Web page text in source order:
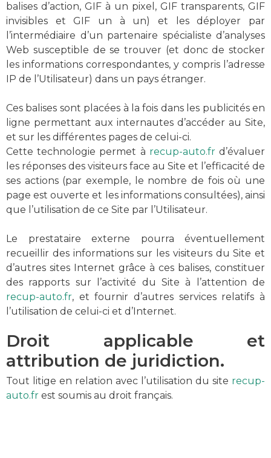
balises d’action, GIF à un pixel, GIF transparents, GIF
invisibles et GIF un à un) et les déployer par
l’intermédiaire d’un partenaire spécialiste d’analyses
Web susceptible de se trouver (et donc de stocker
les informations correspondantes, y compris l’adresse
IP de l’Utilisateur) dans un pays étranger.
Ces balises sont placées à la fois dans les publicités en
ligne permettant aux internautes d’accéder au Site,
et sur les différentes pages de celui-ci.
Cette technologie permet à recup-auto.frd’évaluer
les réponses des visiteurs face au Site et l’efficacité de
ses actions (par exemple, le nombre de fois où une
page est ouverte et les informations consultées), ainsi
que l’utilisation de ce Site par l’Utilisateur.
Le prestataire externe pourra éventuellement
recueillir des informations sur les visiteurs du Site et
d’autres sites Internet grâce à ces balises, constituer
des rapports sur l’activité du Site à l’attention de
recup-auto.fr, et fournir d’autres services relatifs à
l’utilisation de celui-ci et d’Internet.
Droit applicable et
attribution de juridiction.
Tout litige en relation avec l’utilisation du site recup-
auto.fr est soumis au droit français.